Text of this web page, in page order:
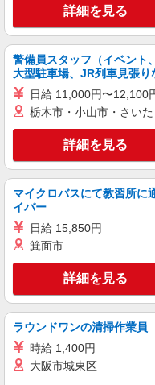
しの手
時給
通費全支
≪最
キープ
株式会社kotrio /●KB-H-
＜西鈴
もOK！
時給
キープ
派遣社員
株式会社kotrio /●KB-H-
道場南
詳細を見る
警備員スタッフ（イベント
大型駐車場、JR列車見張り
日給 11,000円〜12,100
栃木市・小山市・さい
詳細を見る
マイクロバスにて教習所に
イバー
日給 15,850円
箕面市
詳細を見る
ラウンドワンの清掃作業員
時給 1,400円
大阪市城東区